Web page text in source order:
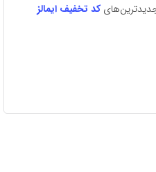
جدیدترین‌هایکد تخفیف ایمالز